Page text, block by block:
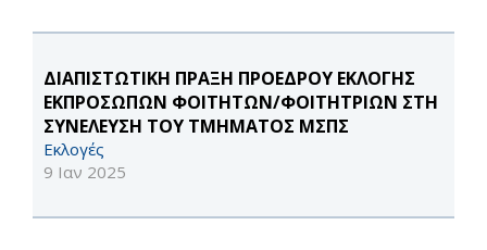
ΔΙΑΠΙΣΤΩΤΙΚΗ ΠΡΑΞΗ ΠΡΟΕΔΡΟΥ ΕΚΛΟΓΗΣ
ΕΚΠΡΟΣΩΠΩΝ ΦΟΙΤΗΤΩΝ/ΦΟΙΤΗΤΡΙΩΝ ΣΤΗ
ΣΥΝΕΛΕΥΣΗ ΤΟΥ ΤΜΗΜΑΤΟΣ ΜΣΠΣ
Εκλογές
9 Ιαν 2025